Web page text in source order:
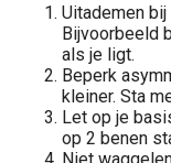
Uitademen
Bijvoorbeeld
als je ligt.
Beperk
kleiner. Sta
Let op je
op 2 benen
Niet